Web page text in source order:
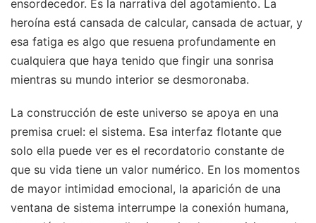
ensordecedor. Es la narrativa del agotamiento. La
heroína está cansada de calcular, cansada de actuar, y
esa fatiga es algo que resuena profundamente en
cualquiera que haya tenido que fingir una sonrisa
mientras su mundo interior se desmoronaba.
La construcción de este universo se apoya en una
premisa cruel: el sistema. Esa interfaz flotante que
solo ella puede ver es el recordatorio constante de
que su vida tiene un valor numérico. En los momentos
de mayor intimidad emocional, la aparición de una
ventana de sistema interrumpe la conexión humana,